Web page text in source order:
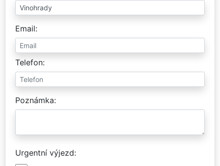
Email
Telefon
Poznámka
Urgentní výjezd